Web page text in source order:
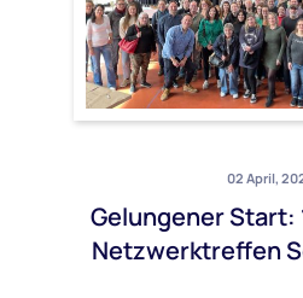
02 April,
Gelungener
Netzwerktreffen